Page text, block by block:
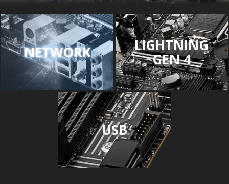
NETWORK LIGHTNING
GEN 4
USB